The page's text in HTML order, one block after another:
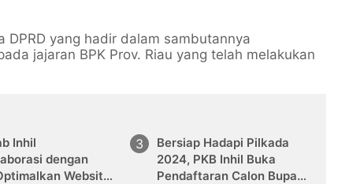
DPRD yang hadir dalam sambutannya
jajaran BPK Prov. Riau yang telah melakukan
Inhil
dengan
Website
Bersiap Hadapi Pilkada
2024, PKB Inhil Buka
Pendaftaran Calon Bupati